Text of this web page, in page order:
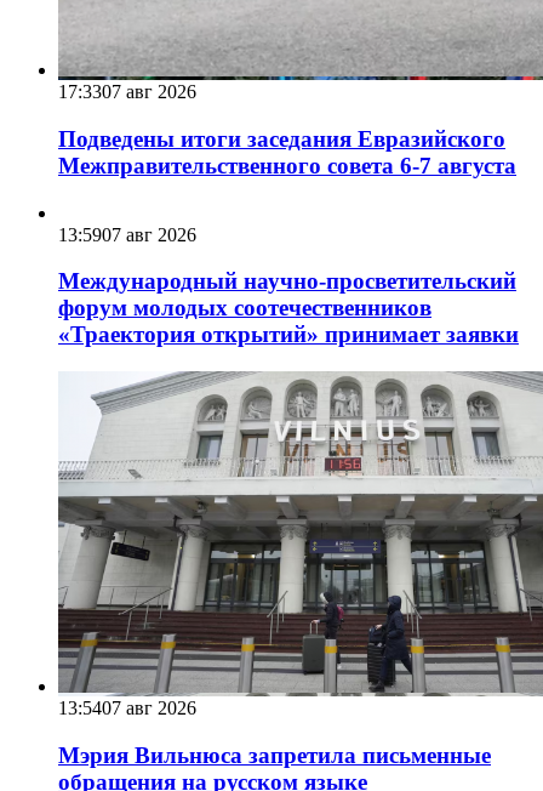
17:3307 авг 2026
Подведены итоги заседания Евразийского
Межправительственного совета 6-7 августа
13:5907 авг 2026
Международный научно-просветительский
форум молодых соотечественников
«Траектория открытий» принимает заявки
13:5407 авг 2026
Мэрия Вильнюса запретила письменные
обращения на русском языке